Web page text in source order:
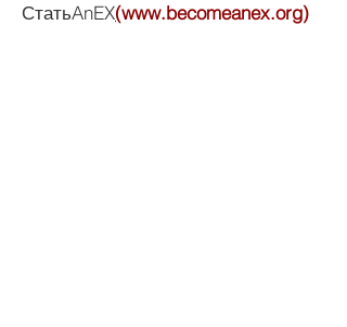
СтатьAnEX(www.becomeanex.org)